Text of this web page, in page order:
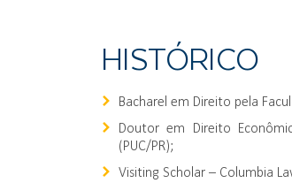
HISTÓRICO
Bacharel em Direito pela
Doutor em Direito
(PUC/PR);
Visiting Scholar – Columbia